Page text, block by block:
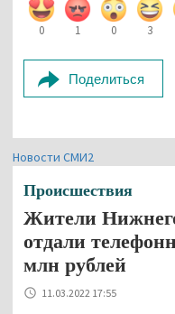
0 1 0 3
Поделиться
Новости СМИ2
Происшествия
Жители
отдали
млн рублей
11.03.2022 17:55